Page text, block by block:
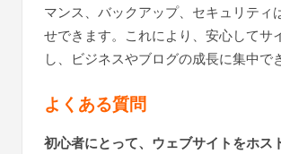
マンス、バックアップ、セキュリティ
せできます。これにより、安心してサ
し、ビジネスやブログの成長に集中で
よくある質問
初心者にとって、ウェブサイトをホス